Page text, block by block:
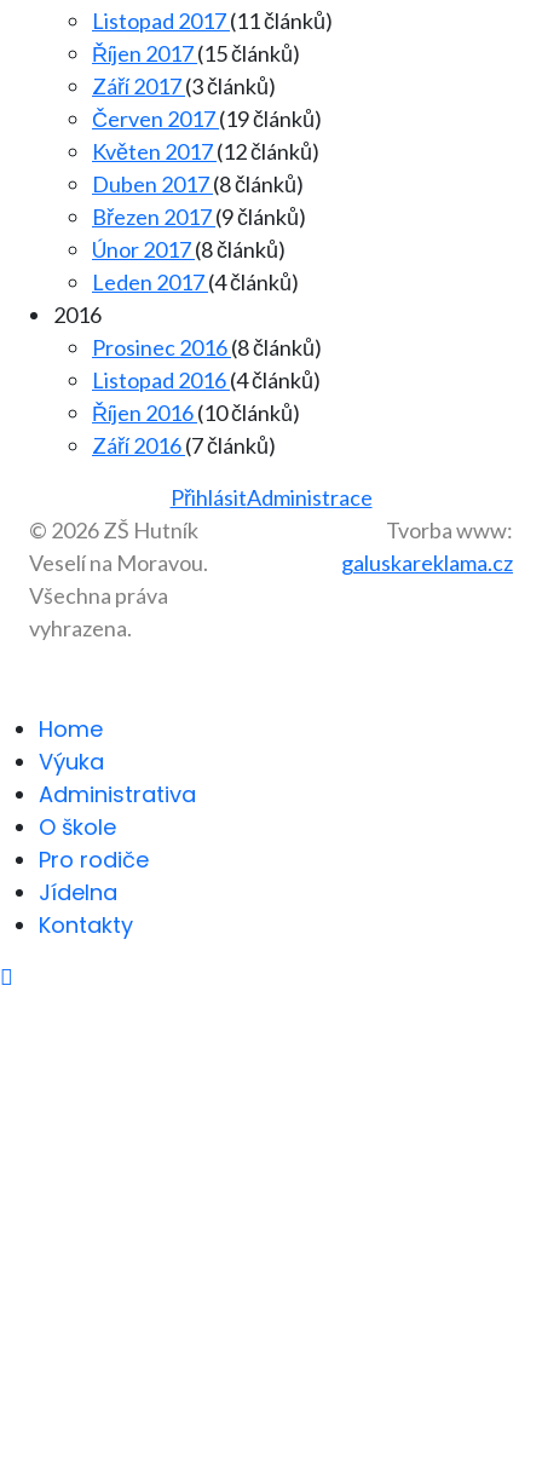
Listopad 2017(11 článků)
Říjen 2017(15 článků)
Září 2017(3 článků)
Červen 2017(19 článků)
Květen 2017(12 článků)
Duben 2017(8 článků)
Březen 2017(9 článků)
Únor 2017(8 článků)
Leden 2017(4 článků)
2016
Prosinec 2016(8 článků)
Listopad 2016(4 článků)
Říjen 2016(10 článků)
Září 2016(7 článků)
PřihlásitAdministrace
© 2026 ZŠ Hutník
Veselí na Moravou.
Všechna práva
vyhrazena.
Tvorba www:
galuskareklama.cz
Home
Výuka
Administrativa
O škole
Pro rodiče
Jídelna
Kontakty